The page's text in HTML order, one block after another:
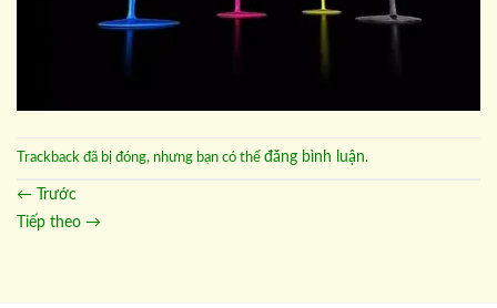
Trackback đã bị đóng, nhưng bạn có thể đăng bình luận.
← Trước
Tiếp theo →